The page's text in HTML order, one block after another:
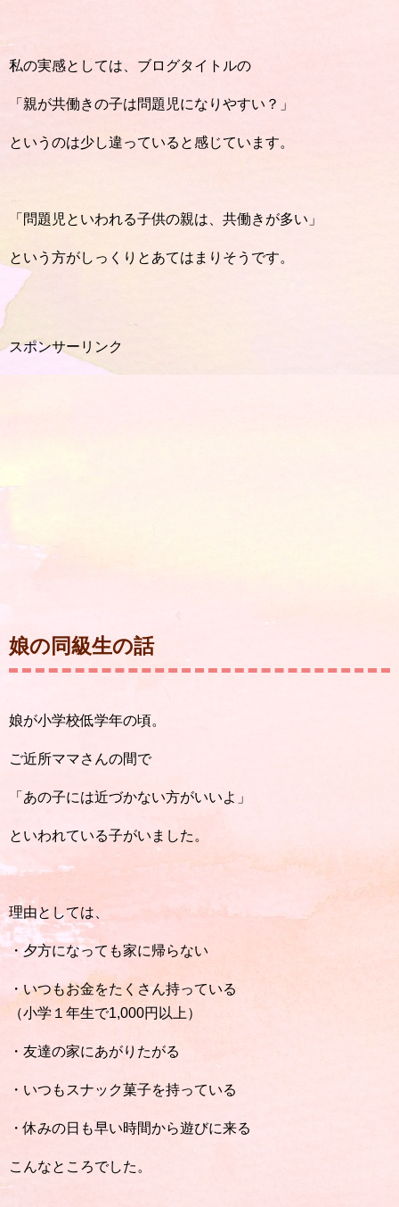
私の実感としては、ブログタイトルの
「親が共働きの子は問題児になりやすい？」
というのは少し違っていると感じています。
「問題児といわれる子供の親は、共働きが多い」
という方がしっくりとあてはまりそうです。
スポンサーリンク
娘の同級生の話
娘が小学校低学年の頃。
ご近所ママさんの間で
「あの子には近づかない方がいいよ」
といわれている子がいました。
理由としては、
・夕方になっても家に帰らない
・いつもお金をたくさん持っている
（小学１年生で1,000円以上）
・友達の家にあがりたがる
・いつもスナック菓子を持っている
・休みの日も早い時間から遊びに来る
こんなところでした。